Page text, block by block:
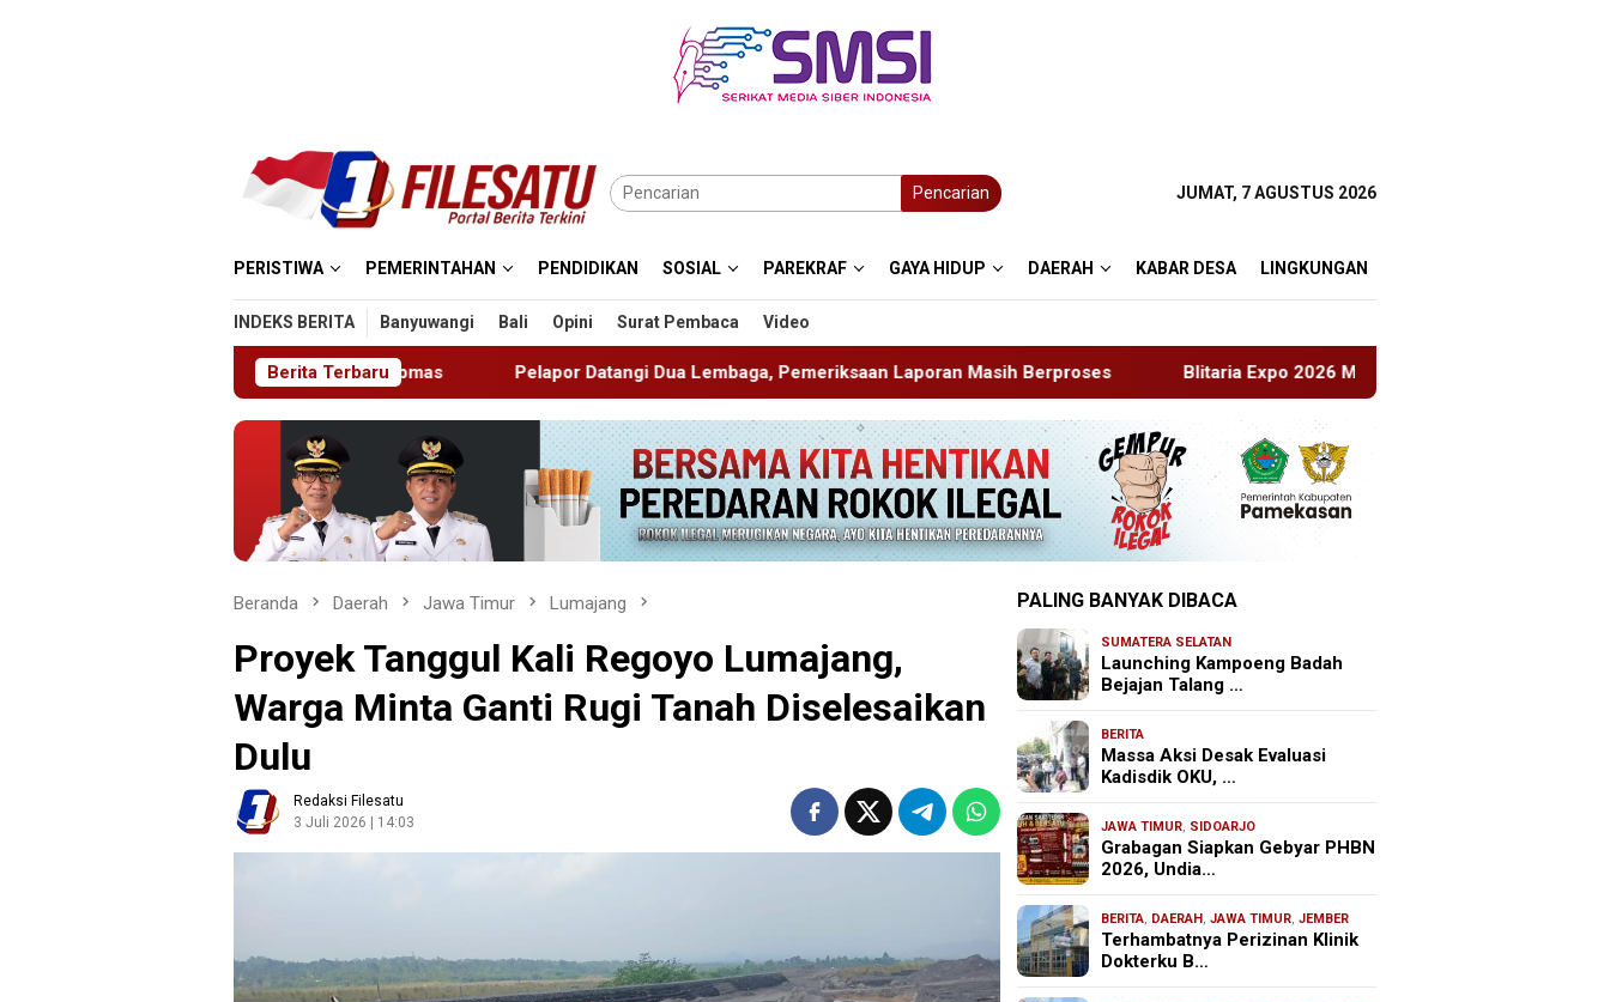
Pencarian JUMAT, 7 AGUSTUS 2026
PERISTIWA PEMERINTAHAN PENDIDIKAN SOSIAL PAREKRAF GAYA HIDUP DAERAH KABAR DESA LINGKUNGAN
INDEKS BERITA Banyuwangi Bali Opini Surat Pembaca Video
Berita Terbaru
Pelapor Datangi Dua Lembaga, Pemeriksaan Laporan Masih Berproses Blitaria Expo 2026 Memperingati HUT RI Ke 81 Dan Hari Jadi Ke 702
Beranda Daerah Jawa Timur Lumajang
Proyek Tanggul Kali Regoyo Lumajang,
Warga Minta Ganti Rugi Tanah Diselesaikan
Dulu
Redaksi Filesatu
3 Juli 2026 | 14:03
PALING BANYAK DIBACA
SUMATERA SELATAN
Launching Kampoeng Badah
Bejajan Talang …
BERITA
Massa Aksi Desak Evaluasi
Kadisdik OKU, …
JAWA TIMUR, SIDOARJO
Grabagan Siapkan Gebyar PHBN
2026, Undia…
BERITA, DAERAH ,JAWA TIMUR,JEMBER
Terhambatnya Perizinan Klinik
Dokterku B…